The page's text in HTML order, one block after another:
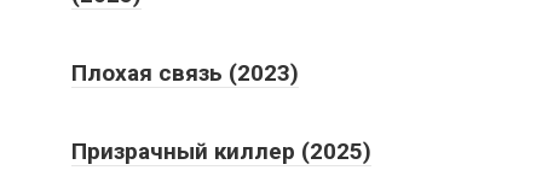
Плохая связь (2023)
Призрачный киллер (2025)